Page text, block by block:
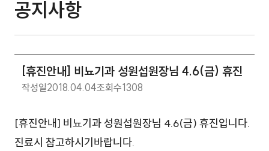
공지사항 | 병원소식 | [휴진안내
공지사항
[휴진안내] 비뇨기과 성원섭원장님 4.6(금) 휴진
작성일2018.04.04조회수1308
[휴진안내] 비뇨기과 성원섭원장님 4.6(금) 휴진입니다.
진료시 참고하시기바랍니다.